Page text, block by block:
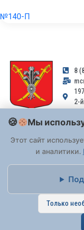
№140-П
8
2-
Заявления и
адрес email, не
Федерального
принимаются только:
На Сайте действует
Мы
Этот сайт
и аналитики.
Только